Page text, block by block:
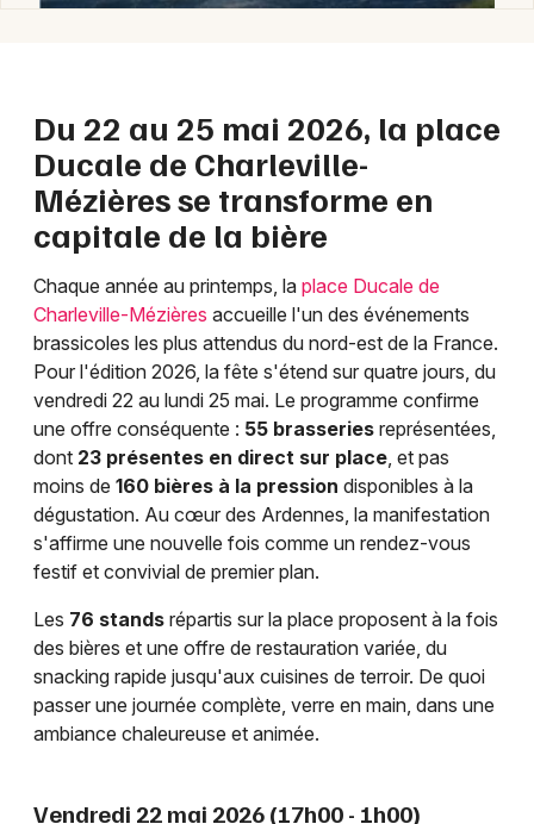
08 - Ardennes
Je m'abonne
Du 22 au 25 mai 2026, la place
Ducale de Charleville-
Mézières se transforme en
capitale de la bière
Chaque année au printemps, la place Ducale de
Charleville-Mézières accueille l'un des événements
brassicoles les plus attendus du nord-est de la France.
Pour l'édition 2026, la fête s'étend sur quatre jours, du
vendredi 22 au lundi 25 mai. Le programme confirme
une offre conséquente : 55 brasseries représentées,
dont 23 présentes en direct sur place, et pas
moins de 160 bières à la pression disponibles à la
dégustation. Au cœur des Ardennes, la manifestation
s'affirme une nouvelle fois comme un rendez-vous
festif et convivial de premier plan.
Les 76 stands répartis sur la place proposent à la fois
des bières et une offre de restauration variée, du
snacking rapide jusqu'aux cuisines de terroir. De quoi
passer une journée complète, verre en main, dans une
ambiance chaleureuse et animée.
Vendredi 22 mai 2026 (17h00 - 1h00)